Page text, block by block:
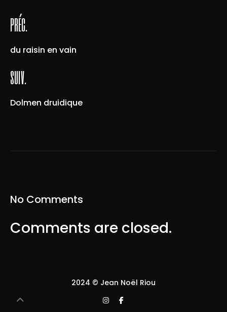
préc.
du raisin en vain
suiv.
Dolmen druidique
No Comments
Comments are closed.
2024 © Jean Noël Riou